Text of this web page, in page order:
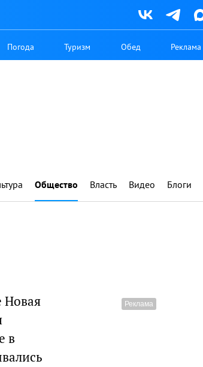
Погода Туризм Обед Реклама
Общество Власть Видео Блоги
Новая
в